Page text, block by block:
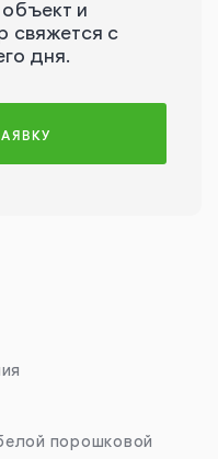
и
свяжется с
дня.
порошковой